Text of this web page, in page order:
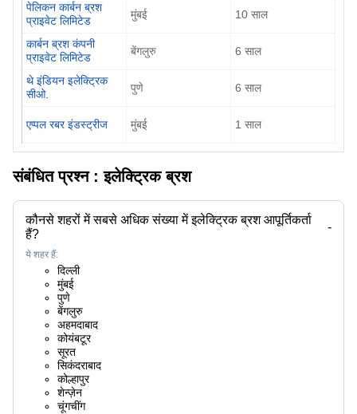
पेलिकन कार्बन ब्रश
प्राइवेट लिमिटेड
मुंबई 10 साल
कार्बन ब्रश कंपनी
प्राइवेट लिमिटेड
बेंगलुरु 6 साल
थे इंडियन इलेक्ट्रिक
सीओ.
पुणे 6 साल
एप्पल रबर इंडस्ट्रीज मुंबई 1 साल
संबंधित प्रश्न :इलेक्ट्रिक ब्रश
कौनसे शहरों में सबसे अधिक संख्या में इलेक्ट्रिक ब्रश आपूर्तिकर्ता
हैं?
-
ये शहर हैं:
दिल्ली
मुंबई
पुणे
बेंगलुरु
अहमदाबाद
कोयंबटूर
सूरत
सिकंदराबाद
कोल्हापुर
शेन्ज़ेन
चूंगचींग